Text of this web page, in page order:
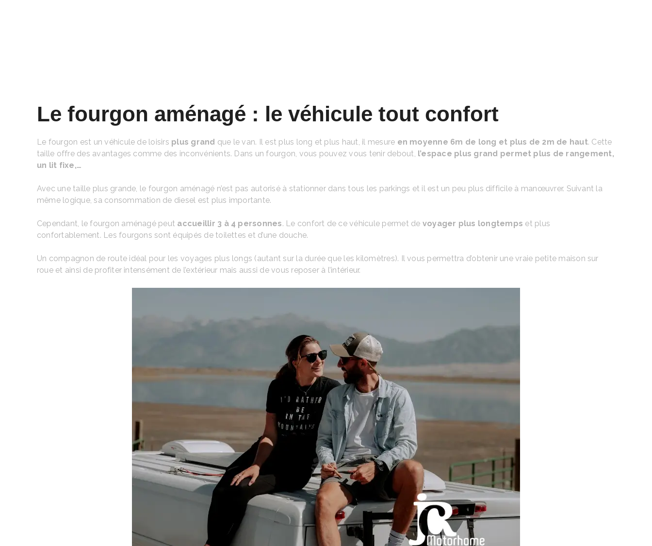
Le fourgon aménagé : le véhicule tout confort
Le fourgon est un véhicule de loisirs plus grand que le van. Il est plus long et plus haut, il mesure en moyenne 6m de long et plus de 2m de haut. Cette
taille offre des avantages comme des inconvénients. Dans un fourgon, vous pouvez vous tenir debout, l’espace plus grand permet plus de rangement,
un lit fixe,…
Avec une taille plus grande, le fourgon aménagé n’est pas autorisé à stationner dans tous les parkings et il est un peu plus difficile à manœuvrer. Suivant la
même logique, sa consommation de diesel est plus importante.
Cependant, le fourgon aménagé peut accueillir 3 à 4 personnes. Le confort de ce véhicule permet de voyager plus longtemps et plus
confortablement. Les fourgons sont équipés de toilettes et d’une douche.
Un compagnon de route idéal pour les voyages plus longs (autant sur la durée que les kilomètres). Il vous permettra d’obtenir une vraie petite maison sur
roue et ainsi de profiter intensément de l’extérieur mais aussi de vous reposer à l’intérieur.